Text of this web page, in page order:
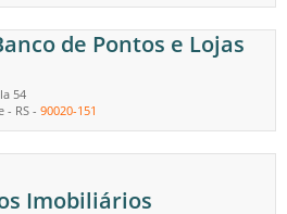
de Pontos e Lojas
54
- RS - 90020-151
Imobiliários